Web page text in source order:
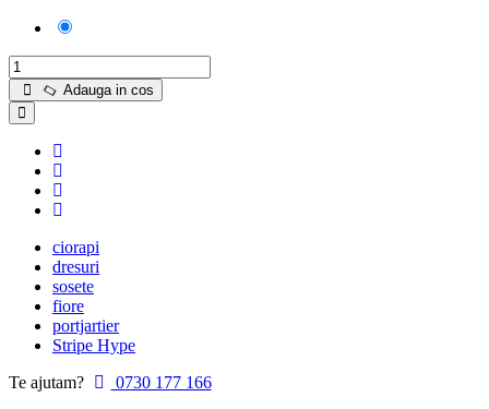
Adauga in cos
ciorapi
dresuri
sosete
fiore
portjartier
Stripe Hype
Te ajutam?
0730 177 166